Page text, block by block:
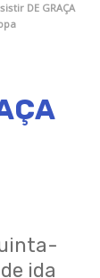
DE GRAÇA
ida